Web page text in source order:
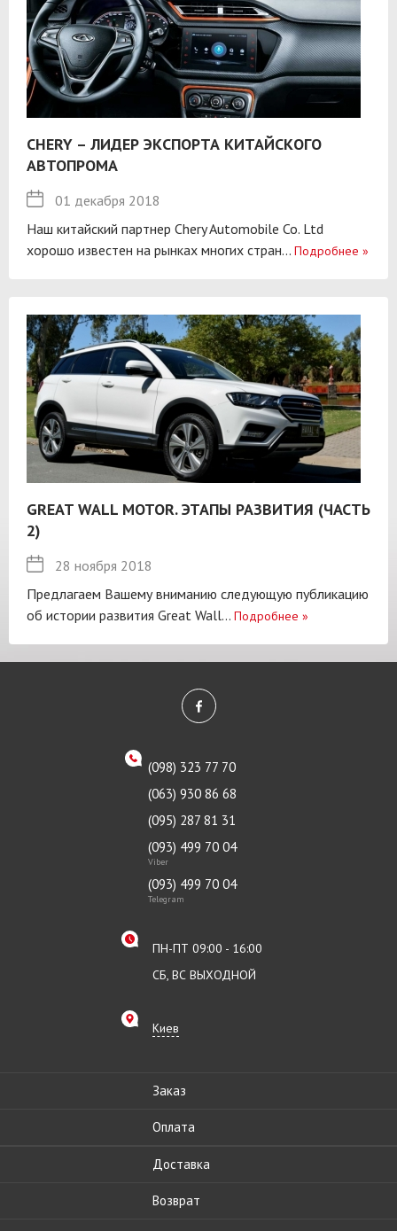
CHERY – ЛИДЕР ЭКСПОРТА КИТАЙСКОГО
АВТОПРОМА
01 декабря 2018
Наш китайский партнер Chery Automobile Co. Ltd
хорошо известен на рынках многих стран... Подробнее »
GREAT WALL MOTOR. ЭТАПЫ РАЗВИТИЯ (ЧАСТЬ
2)
28 ноября 2018
Предлагаем Вашему вниманию следующую публикацию
об истории развития Great Wall... Подробнее »
(098) 323 77 70
(063) 930 86 68
(095) 287 81 31
(093) 499 70 04
Viber
(093) 499 70 04
Telegram
ПН-ПТ 09:00 - 16:00
СБ, ВС ВЫХОДНОЙ
Киев
Заказ
Оплата
Доставка
Возврат